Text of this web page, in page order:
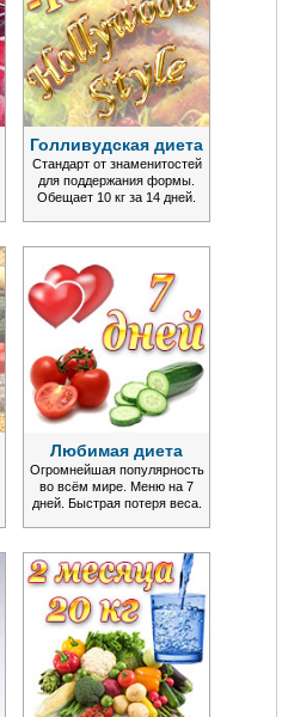
Голливудская диета
Стандарт от знаменитостей
для поддержания формы.
Обещает 10 кг за 14 дней.
Любимая диета
Огромнейшая популярность
во всём мире. Меню на 7
дней. Быстрая потеря веса.